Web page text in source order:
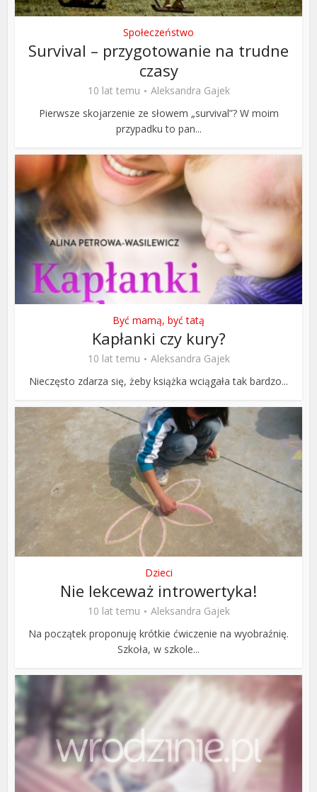
Społeczeństwo
Survival – przygotowanie na trudne
czasy
10 lat temu
Aleksandra Gajek
Pierwsze skojarzenie ze słowem „survival”? W moim
przypadku to pan...
Być mamą, być tatą
Kapłanki czy kury?
10 lat temu
Aleksandra Gajek
Nieczęsto zdarza się, żeby książka wciągała tak bardzo...
Dzieci
Nie lekceważ introwertyka!
10 lat temu
Aleksandra Gajek
Na początek proponuję krótkie ćwiczenie na wyobraźnię.
Szkoła, w szkole...